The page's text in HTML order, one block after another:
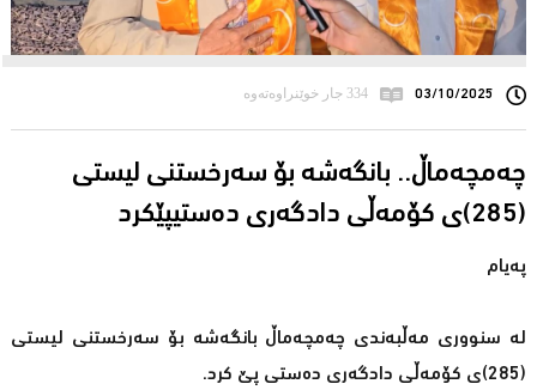
03/10/2025 334 جار خوێنراوەتەوە
چەمچەماڵ.. بانگەشە بۆ سەرخستنی لیستی
(285)ی كۆمەڵی دادگەری دەستیپێكرد
پەیام
لە سنووری مەڵبەندی چەمچەماڵ بانگەشە بۆ سەرخستنی لیستی
(285)ی كۆمەڵی دادگەری دەستی پێ كرد.